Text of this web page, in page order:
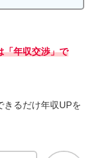
「年収交渉」で
きるだけ年収UPを